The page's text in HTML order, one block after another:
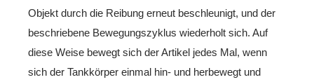
Objekt durch die Reibung erneut beschleunigt, und der
beschriebene Bewegungszyklus wiederholt sich. Auf
diese Weise bewegt sich der Artikel jedes Mal, wenn
sich der Tankkörper einmal hin- und herbewegt und